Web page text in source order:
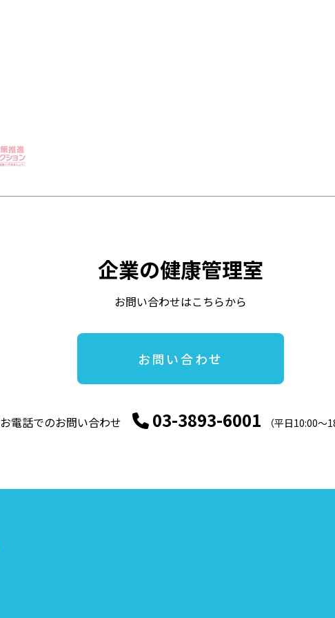
企業の健康管理室
お問い合わせはこちらから
お問い合わせ
お電話でのお問い合わせ 03-3893-6001 （平日10:00〜